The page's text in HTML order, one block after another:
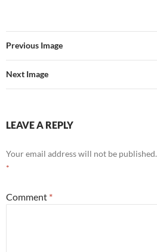
Previous Image
Next Image
LEAVE A REPLY
Your email address will not be published.
*
Comment *